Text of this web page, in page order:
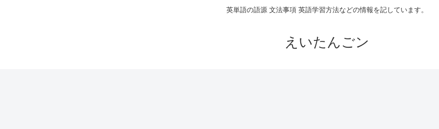
英単語の語源 文法事項 英語学習方法などの情報を記しています。
えいたんごン